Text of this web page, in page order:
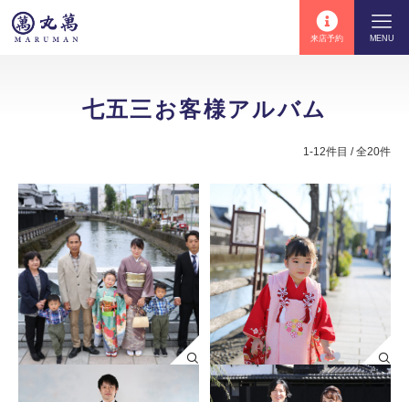
来店予約 MENU
七五三お客様アルバム
1-12件目 / 全20件